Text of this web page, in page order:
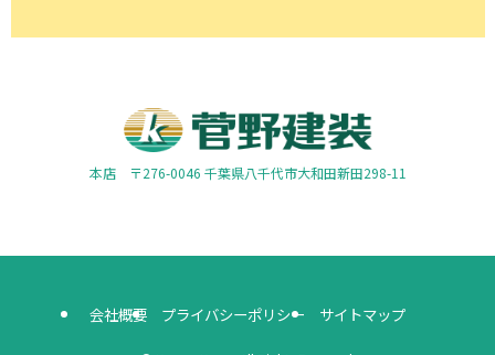
本店 〒276-0046 千葉県八千代市大和田新田298-11
会社概要 プライバシーポリシー サイトマップ